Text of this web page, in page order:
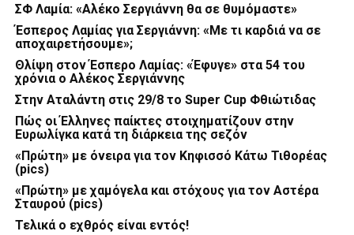
ΣΦ Λαμία: «Αλέκο Σεργιάννη θα σε θυμόμαστε»
Έσπερος Λαμίας για Σεργιάννη: «Με τι καρδιά να σε
αποχαιρετήσουμε»;
Θλίψη στον Έσπερο Λαμίας: «Έφυγε» στα 54 του
χρόνια ο Αλέκος Σεργιάννης
Στην Αταλάντη στις 29/8 το Super Cup Φθιώτιδας
Πώς οι Έλληνες παίκτες στοιχηματίζουν στην
Ευρωλίγκα κατά τη διάρκεια της σεζόν
«Πρώτη» με όνειρα για τον Κηφισσό Κάτω Τιθορέας
(pics)
«Πρώτη» με χαμόγελα και στόχους για τον Αστέρα
Σταυρού (pics)
Τελικά ο εχθρός είναι εντός!